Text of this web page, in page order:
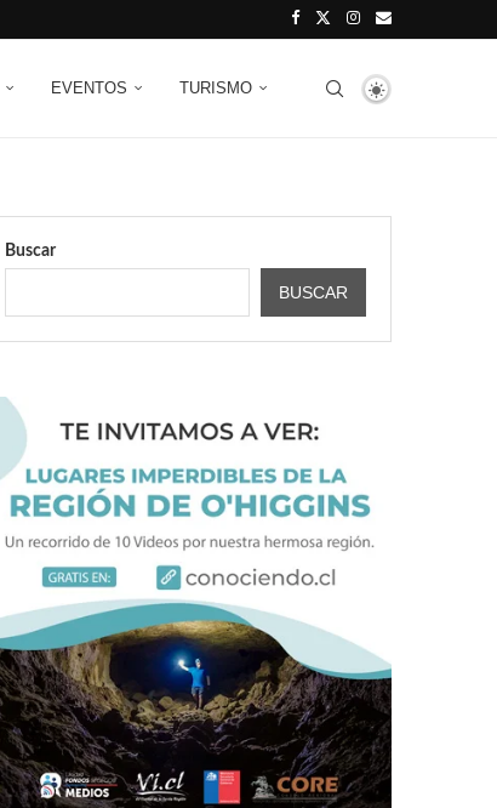
EVENTOS TURISMO
Buscar
BUSCAR